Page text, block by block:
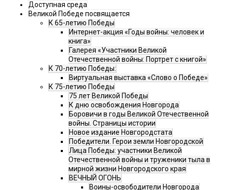
Доступная среда
Великой Победе посвящается
К 65-летию Победы
Интернет-акция «Годы войны: человек и
книга»
Галерея «Участники Великой
Отечественной войны: Портрет с книгой»
К 70-летию Победы:
Виртуальная выставка «Слово о Победе»
К 75-летию Победы
75 лет Великой Победы
К дню освобождения Новгорода
Боровичи в годы Великой Отечественной
войны. Страницы истории
Новое издание Новгородстата
Победители. Герои земли Новгородской
Лица Победы: участники Великой
Отечественной войны и труженики тыла в
мирной жизни Новгородского края
ВЕЧНЫЙ ОГОНЬ
Воины-освободители Новгорода